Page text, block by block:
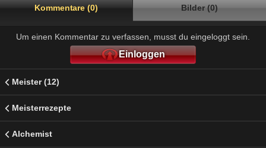
Kommentare (0) Bilder (0)
Um einen Kommentar zu verfassen, musst du eingeloggt sein.
Einloggen
Meister (12)
Meisterrezepte
Alchemist